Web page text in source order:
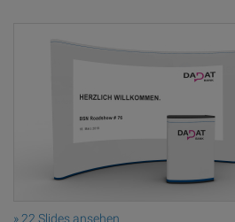
» 22 Slides ansehen